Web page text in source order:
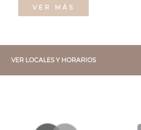
VER MÁS
VER LOCALES Y HORARIOS